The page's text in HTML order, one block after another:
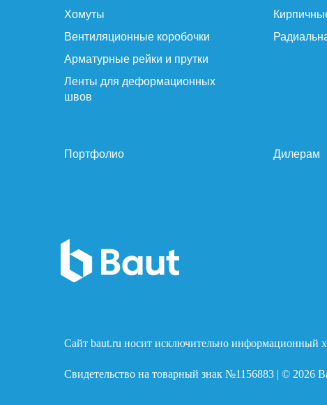
Хомуты
Вентиляционные коробочки
Арматурные рейки и прутки
Ленты для деформационных
швов
Портфолио Дилерам
Сайт baut.ru носит исключительно информационный
Свидетельство на товарный знак №1156883 | © 2026